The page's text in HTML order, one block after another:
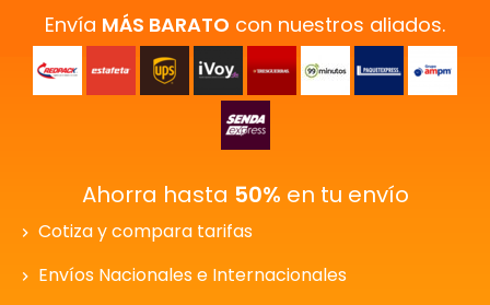
Envía MÁS BARATO con nuestros aliados.
Ahorra hasta 50% en tu envío
Cotiza y compara tarifas
Envíos Nacionales e Internacionales